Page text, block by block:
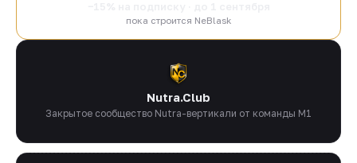
пока строится NeBlask
Nutra.Club
Закрытое сообщество Nutra-вертикали от команды M1